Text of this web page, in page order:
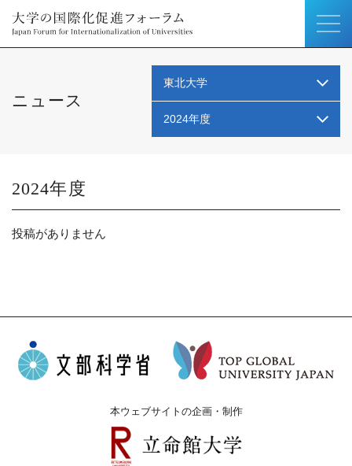
ニュース
東北大学
2024年度
2024
投稿がありません
本ウェブサイトの企画・制作